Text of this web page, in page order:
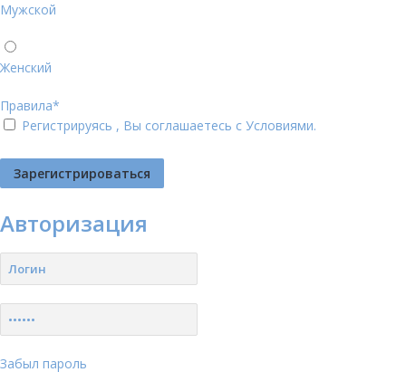
Мужской
Женский
Правила*
Регистрируясь , Вы соглашаетесь с Условиями.
Авторизация
Забыл пароль